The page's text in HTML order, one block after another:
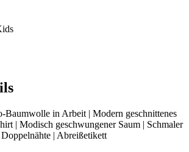
Baumwolle in Arbeit | Modern geschnittenes
| Modisch geschwungener Saum | Schmaler
| Abreißetikett